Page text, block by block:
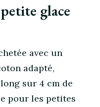
glace
avec un
adapté,
sur 4 cm de
pour les petites